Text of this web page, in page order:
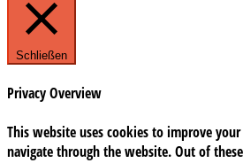
Schließen
Privacy Overview
This website uses cookies to improve
navigate through the website. Out of